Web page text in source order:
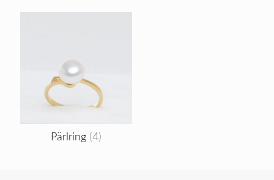
Pärlring (4)